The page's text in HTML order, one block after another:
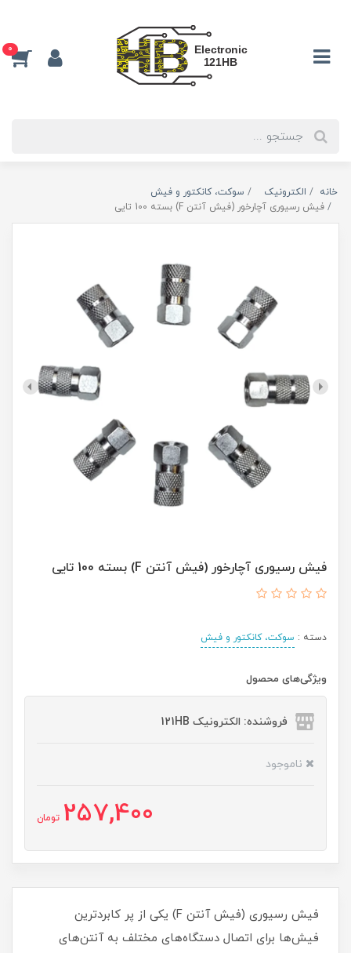
0
خانه الکترونیک
سوكت، كانكتور و فيش
فیش رسیوری آچارخور (فیش آنتن F) بسته 100 تایی
فیش رسیوری آچارخور (فیش آنتن F) بسته 100 تایی
دسته : سوكت، كانكتور و فيش
ویژگی‌های محصول
فروشنده: الکترونیک 121HB
ناموجود
257,400 تومان
فیش رسیوری (فیش آنتن F) یکی از پر کابردترین
فیش‌ها برای اتصال دستگاه‌های مختلف به آنتن‌های